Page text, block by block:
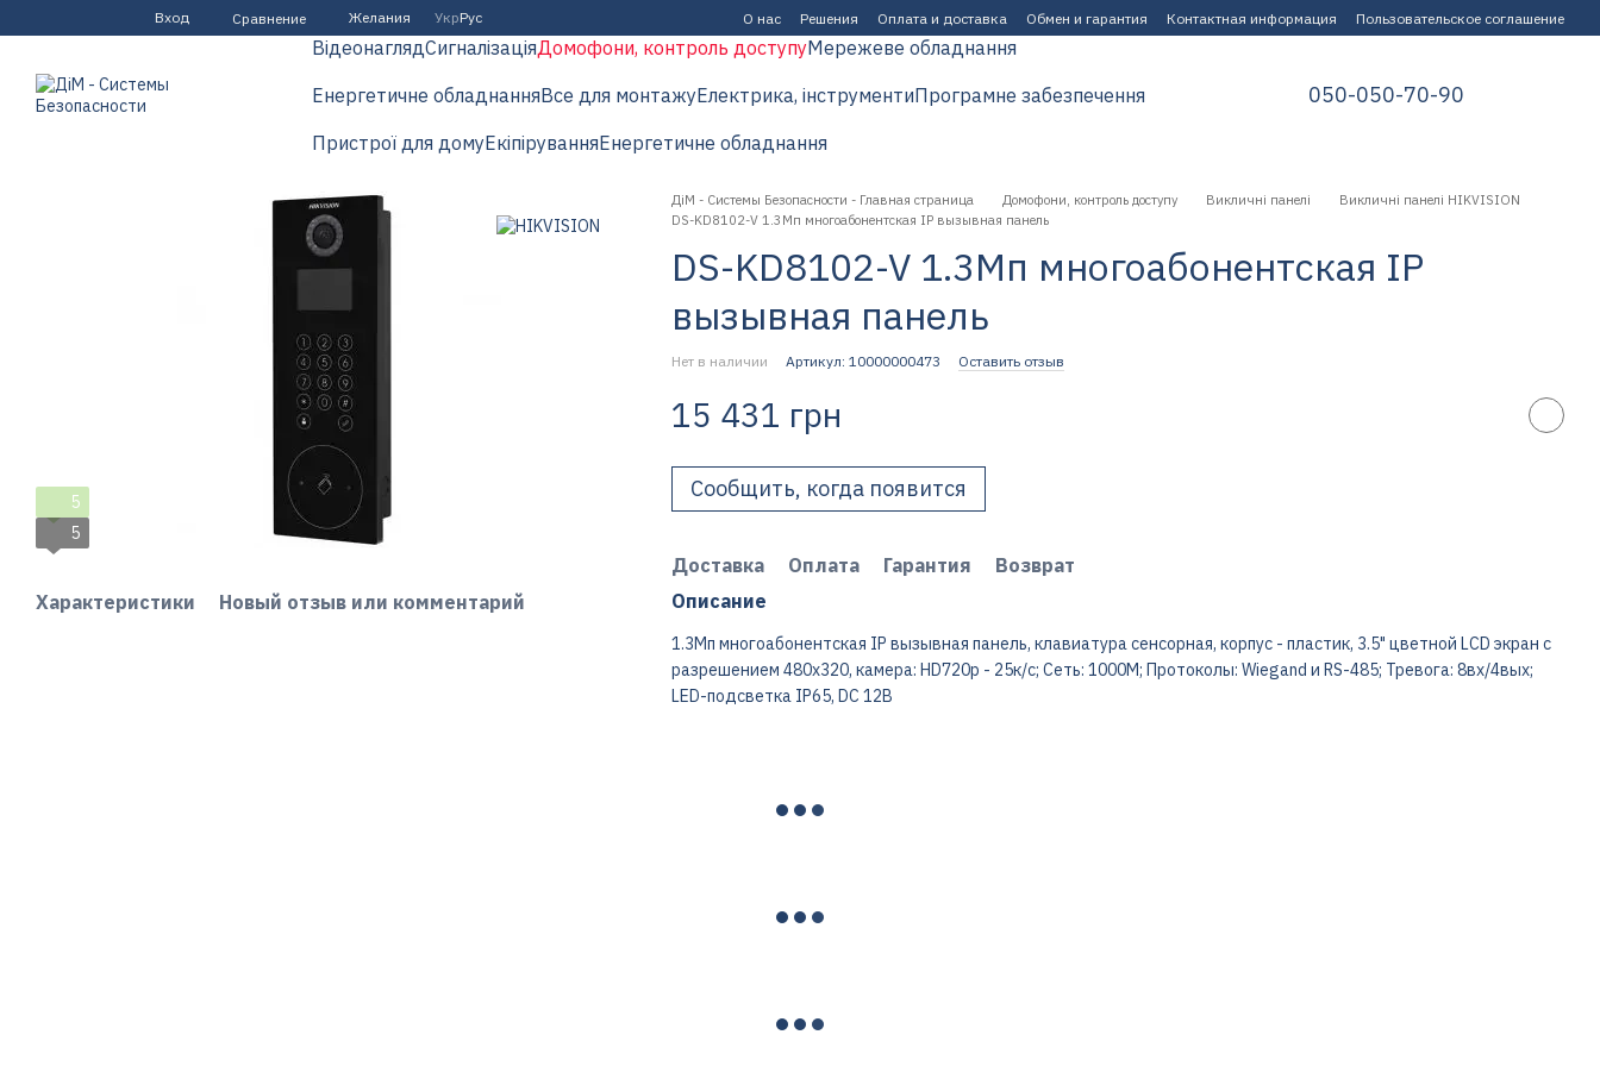
Перейти к основному контенту
Вход Сравнение Желания УкрРус О нас Решения Оплата и доставка Обмен и гарантия Контактная информация Пользовательское соглашение
ВідеонаглядСигналізаціяДомофони, контроль доступуМережеве обладнання
Енергетичне обладнанняВсе для монтажуЕлектрика, інструментиПрограмне забезпечення
Пристрої для домуЕкіпіруванняЕнергетичне обладнання
050-050-70-90
5
5
Характеристики Новый отзыв или комментарий
ДіМ - Системы Безопасности - Главная страница Домофони, контроль доступу Викличні панелі
Викличні панелі HIKVISION
DS-KD8102-V 1.3Мп многоабонентская IP вызывная панель
DS-KD8102-V 1.3Мп многоабонентская IP
вызывная панель
Нет в наличии Артикул: 10000000473 Оставить отзыв
15 431 грн
Сообщить, когда появится
Доставка Оплата Гарантия
Возврат
Описание
1.3Мп многоабонентская IP вызывная панель, клавиатура сенсорная, корпус - пластик, 3.5" цветной LCD экран с
разрешением 480х320, камера: HD720p - 25к/с; Сеть: 1000M; Протоколы: Wiegand и RS-485; Тревога: 8вх/4вых;
LED-подсветка IP65, DC 12В